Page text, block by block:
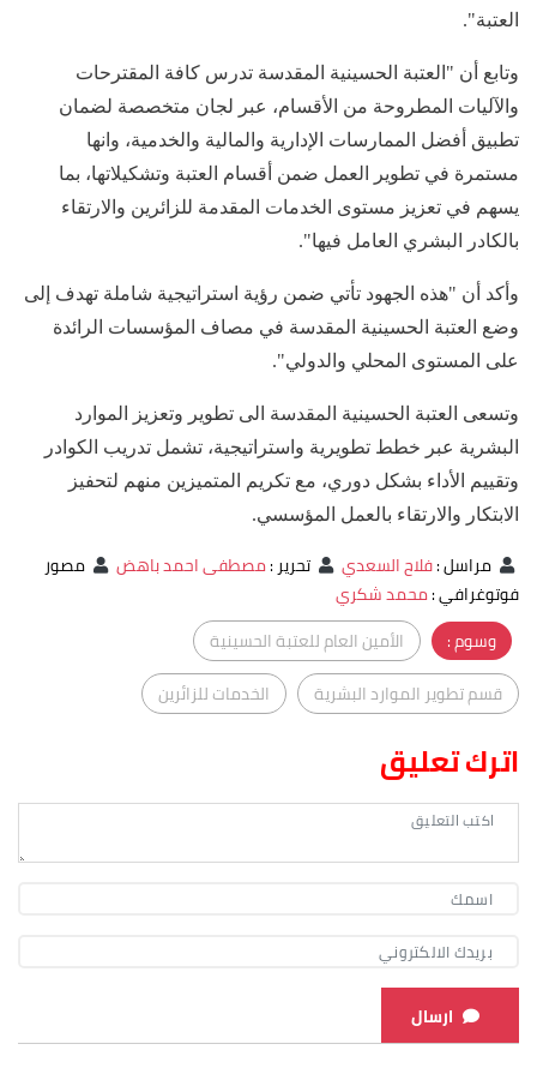
العتبة".
وتابع أن "العتبة الحسينية المقدسة تدرس كافة المقترحات
والآليات المطروحة من الأقسام، عبر لجان متخصصة لضمان
تطبيق أفضل الممارسات الإدارية والمالية والخدمية، وانها
مستمرة في تطوير العمل ضمن أقسام العتبة وتشكيلاتها، بما
يسهم في تعزيز مستوى الخدمات المقدمة للزائرين والارتقاء
بالكادر البشري العامل فيها".
وأكد أن "هذه الجهود تأتي ضمن رؤية استراتيجية شاملة تهدف إلى
وضع العتبة الحسينية المقدسة في مصاف المؤسسات الرائدة
على المستوى المحلي والدولي".
وتسعى العتبة الحسينية المقدسة الى تطوير وتعزيز الموارد
البشرية عبر خطط تطويرية واستراتيجية، تشمل تدريب الكوادر
وتقييم الأداء بشكل دوري، مع تكريم المتميزين منهم لتحفيز
الابتكار والارتقاء بالعمل المؤسسي.
مراسل:فلاح السعدي تحرير:مصطفى احمد باهض
مصور
فوتوغرافي:محمد شكري
وسوم :
الأمين العام للعتبة الحسينية
قسم تطوير الموارد البشرية
الخدمات للزائرين
اترك تعليق
ارسال